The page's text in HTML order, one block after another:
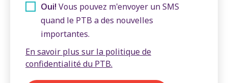
Oui! Vous pouvez m'envoyer un SMS
quand le PTB a des nouvelles
importantes.
En savoir plus sur la politique de
confidentialité du PTB.